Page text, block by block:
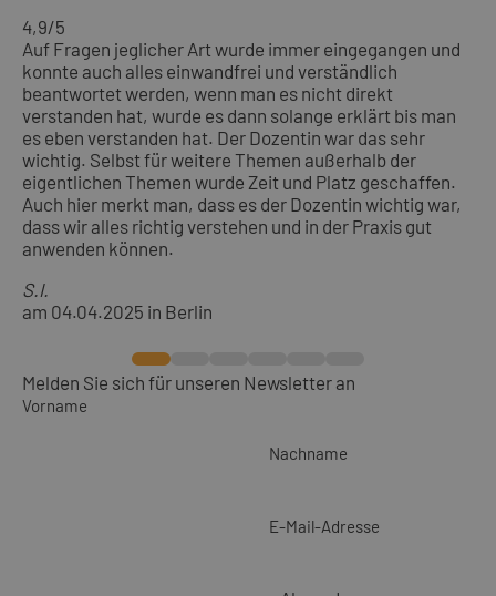
4,9/5
Auf Fragen jeglicher Art wurde immer eingegangen und
konnte auch alles einwandfrei und verständlich
beantwortet werden, wenn man es nicht direkt
verstanden hat, wurde es dann solange erklärt bis man
es eben verstanden hat. Der Dozentin war das sehr
wichtig. Selbst für weitere Themen außerhalb der
eigentlichen Themen wurde Zeit und Platz geschaffen.
Auch hier merkt man, dass es der Dozentin wichtig war,
dass wir alles richtig verstehen und in der Praxis gut
anwenden können.
S.I.
am 04.04.2025 in Berlin
Melden Sie sich für unseren Newsletter an
Vorname
Nachname
E-Mail-Adresse